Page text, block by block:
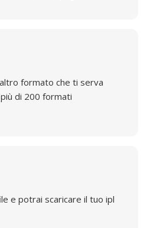
formato che ti serva
di 200 formati
e potrai scaricare il tuo ipl